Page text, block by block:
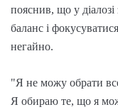
пояснив, що у
баланс і
негайно.
"Я не можу обрати
Я обираю те, що я